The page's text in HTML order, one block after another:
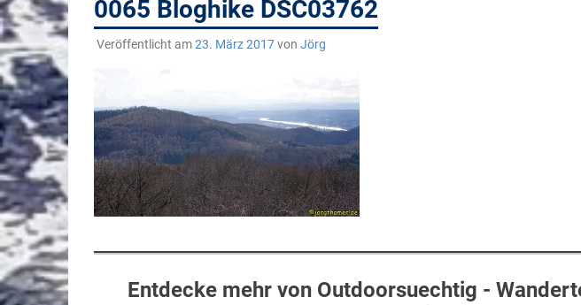
0065 Bloghike DSC03762
Veröffentlicht am23. März 2017von Jörg
Entdecke mehr von Outdoorsuechtig -